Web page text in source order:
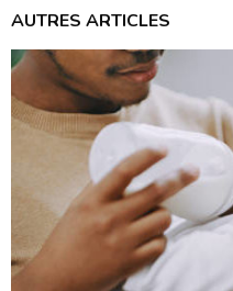
AUTRES ARTICLES